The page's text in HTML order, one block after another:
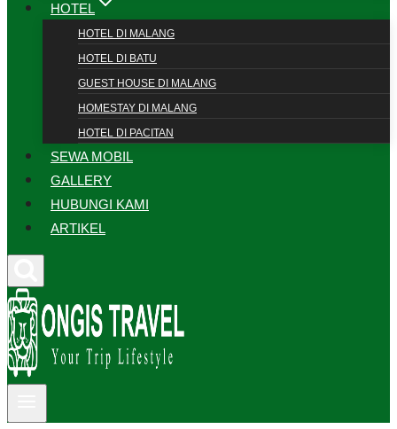
HOTEL
HOTEL DI MALANG
HOTEL DI BATU
GUEST HOUSE DI MALANG
HOMESTAY DI MALANG
HOTEL DI PACITAN
SEWA MOBIL
GALLERY
HUBUNGI KAMI
ARTIKEL